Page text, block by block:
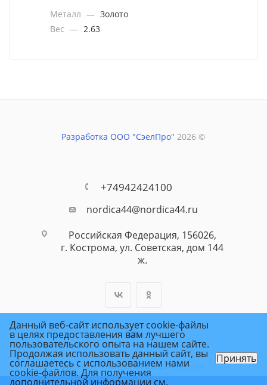
Металл — Золото
Вес — 2.63
Разработка ООО "СэелПро" 2026 ©
+74942424100
nordica44@nordica44.ru
Российская Федерация, 156026,
г. Кострома, ул. Советская, дом 144
ж.
ПОЛИТИКА КОНФИДЕНЦИАЛЬНОСТИ
Данный веб-сайт использует cookie-файлы
в целях предоставления вам лучшего
пользовательского опыта на нашем сайте.
Продолжая использовать данный сайт, вы
соглашаетесь с использованием нами
cookie-файлов. Для получения
дополнительной информации см.
Принять